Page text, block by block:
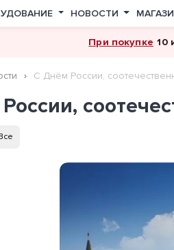
НОВОСТИ
При покупке 10
С Днём России,